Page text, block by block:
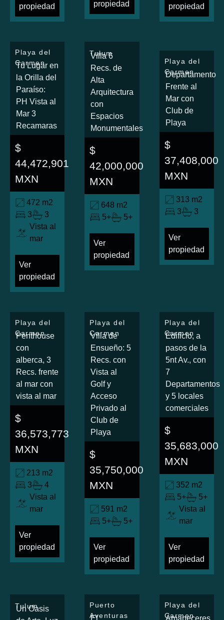
propiedad propiedad propiedad
Playa del
Carmen
Tu Lugar en
la Orilla del
Paraíso:
PH Vista al
Mar 3
Recamaras
$
44,472,901
MXN
472 m2
3
3
Vista al
mar
Ver
propiedad
Tulum
Villa 6
Recs. de
Alta
Arquitectura
con
Espacios
Monumentales
$
42,000,000
MXN
648 m2
5+
5+
Ver
propiedad
Playa del
Carmen
Departamento
Frente al
Mar con
Club de
Playa
$
37,408,000
MXN
313 m2
3
3
Ver
propiedad
Playa del
Carmen
Penthouse
con
alberca, 3
Recs. frente
al mar con
vista al mar
$
36,573,773
MXN
213 m2
3
4
Vista al
mar
Ver
propiedad
Playa del
Carmen
Villa de
Ensueño: 5
Recs. con
Vista al
Golf y
Acceso
Privado al
Club de
Playa
$
35,750,000
MXN
591 m2
5+
5+
Ver
propiedad
Playa del
Carmen
Edificio, a
pasos de la
5nt Av., con
7
Departamentos
y 5 locales
comerciales
$
35,683,000
MXN
352 m2
5+
5+
Vista al
mar
Ver
propiedad
Tulum
Un Oasis
Puerto
Aventuras
El
Playa del
Carmen
Amaneceres